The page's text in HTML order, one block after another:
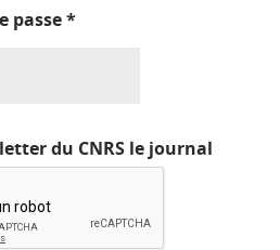
passe*
du CNRS le journal